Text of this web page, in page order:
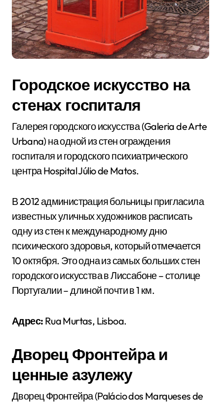
Городское искусство на
стенах госпиталя
Галерея городского искусства (Galeria de Arte
Urbana) на одной из стен ограждения
госпиталя и городского психиатрического
центра Hospital Júlio de Matos.
В 2012 администрация больницы пригласила
известных уличных художников расписать
одну из стен к международному дню
психического здоровья, который отмечается
10 октября. Это одна из самых больших стен
городского искусства в Лиссабоне – столице
Португалии – длиной почти в 1 км.
Адрес: Rua Murtas, Lisboa.
Дворец Фронтейра и
ценные азулежу
Дворец Фронтейра (Palácio dos Marqueses de